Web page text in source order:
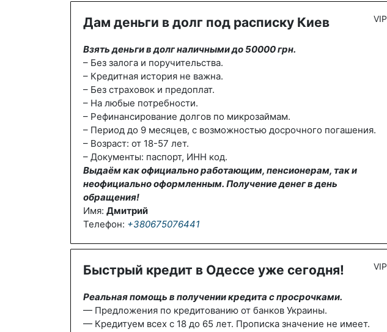
Дам деньги в долг под расписку Киев
Взять деньги в долг наличными до 50000 грн.
– Без залога и поручительства.
– Кредитная история не важна.
– Без страховок и предоплат.
– На любые потребности.
– Рефинансирование долгов по микрозаймам.
– Период до 9 месяцев, с возможностью досрочного погашения.
– Возраст: от 18-57 лет.
– Документы: паспорт, ИНН код.
Выдаём как официально работающим, пенсионерам, так и
неофициально оформленным. Получение денег в день
обращения!
Имя: Дмитрий
Телефон: +380675076441
VIP
Быстрый кредит в Одессе уже сегодня!
Реальная помощь в получении кредита с просрочками.
— Предложения по кредитованию от банков Украины.
— Кредитуем всех с 18 до 65 лет. Прописка значение не имеет.
VIP